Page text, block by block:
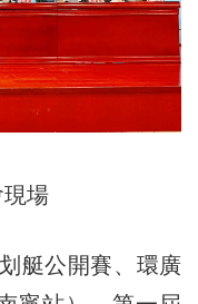
場
公開賽、環廣